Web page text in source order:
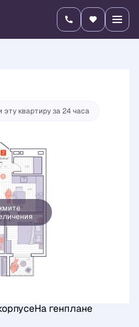
9 708 400 руб.
квартиру за 24 часа
На генплане